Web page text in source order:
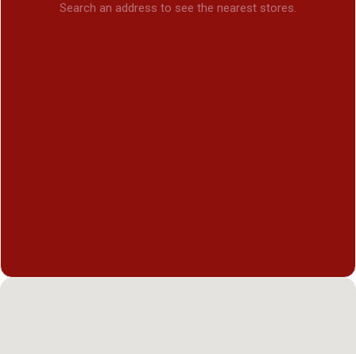
Search an address to see the nearest stores.